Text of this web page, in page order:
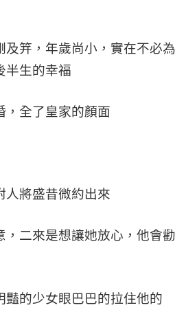
及笄，年歲尚小，實在不必為
半生的幸福
，全了皇家的顏面
人將盛昔微約出來
，二來是想讓她放心，他會勸
豔的少女眼巴巴的拉住他的